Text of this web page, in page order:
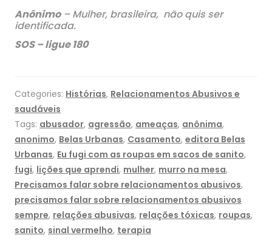
Anônimo– Mulher, brasileira, não quis ser
identificada.
SOS – ligue 180
Categories: Histórias, Relacionamentos Abusivos e
saudáveis
Tags: abusador, agressão, ameaças, anônima,
anonimo, Belas Urbanas, Casamento, editora Belas
Urbanas, Eu fugi com as roupas em sacos de sanito,
fugi, lições que aprendi, mulher, murro na mesa,
Precisamos falar sobre relacionamentos abusivos,
precisamos falar sobre relacionamentos abusivos
sempre, relações abusivas, relações tóxicas, roupas,
sanito, sinal vermelho, terapia